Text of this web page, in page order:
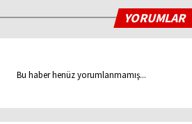
YORUMLAR
Bu haber henüz yorumlanmamış...